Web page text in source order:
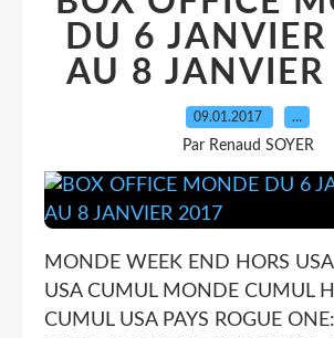
DU 6
AU 8
09.01.2017 …
Par Renaud SOYER
MONDE WEEK END HORS
USA CUMUL MONDE CUMUL
CUMUL USA PAYS ROGUE